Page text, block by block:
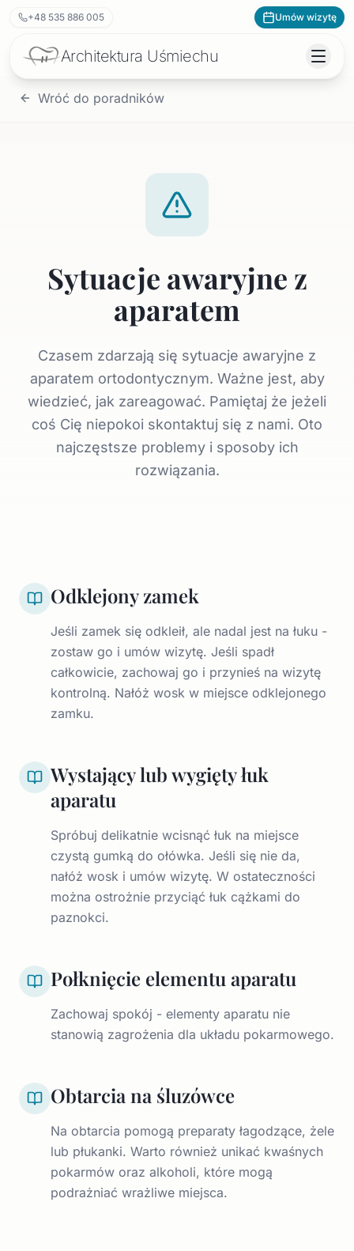
+48 535 886 005 Umów wizytę
Architektura Uśmiechu
Wróć do poradników
Sytuacje awaryjne z
aparatem
Czasem zdarzają się sytuacje awaryjne z
aparatem ortodontycznym. Ważne jest, aby
wiedzieć, jak zareagować. Pamiętaj że jeżeli
coś Cię niepokoi skontaktuj się z nami. Oto
najczęstsze problemy i sposoby ich
rozwiązania.
Odklejony zamek
Jeśli zamek się odkleił, ale nadal jest na łuku -
zostaw go i umów wizytę. Jeśli spadł
całkowicie, zachowaj go i przynieś na wizytę
kontrolną. Nałóż wosk w miejsce odklejonego
zamku.
Wystający lub wygięty łuk
aparatu
Spróbuj delikatnie wcisnąć łuk na miejsce
czystą gumką do ołówka. Jeśli się nie da,
nałóż wosk i umów wizytę. W ostateczności
można ostrożnie przyciąć łuk cążkami do
paznokci.
Połknięcie elementu aparatu
Zachowaj spokój - elementy aparatu nie
stanowią zagrożenia dla układu pokarmowego.
Obtarcia na śluzówce
Na obtarcia pomogą preparaty łagodzące, żele
lub płukanki. Warto również unikać kwaśnych
pokarmów oraz alkoholi, które mogą
podrażniać wrażliwe miejsca.